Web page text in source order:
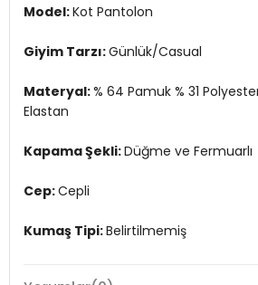
Boy:Standart
Paça Tipi:Bol Paça
Yaş Grubu:
Kamboçya
2DE15370601.67
Model:Kot Pantolon
Giyim Tarzı:Günlük/Casual
Materyal:% 64 Pamuk % 31
Elastan
Kapama Şekli:Düğme ve Fermuarlı
Cep:Cepli
Kumaş Tipi:Belirtilmemiş